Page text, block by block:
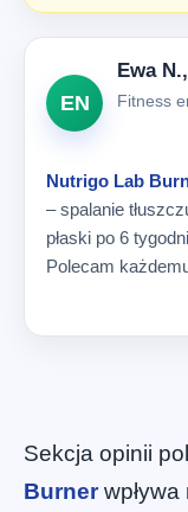
EN
Ewa
Fitness
Nutrigo Lab
– spalanie
płaski po 6
Polecam
Sekcja opinii
Burnerwpływa